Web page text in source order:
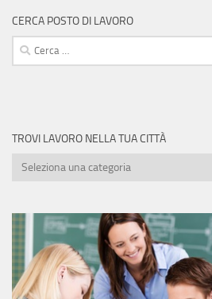
CERCA POSTO DI LAVORO
Ricerca
per:
TROVI LAVORO NELLA TUA CITTÀ
Trovi
tua
città